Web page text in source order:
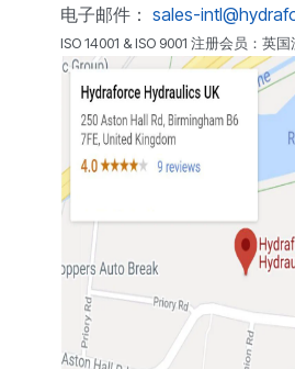
电子邮件： sales-
ISO 14001 & ISO 9001 注册会员：英